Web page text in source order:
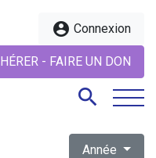
account_circle Connexion
- FAIRE UN DON
search
Année